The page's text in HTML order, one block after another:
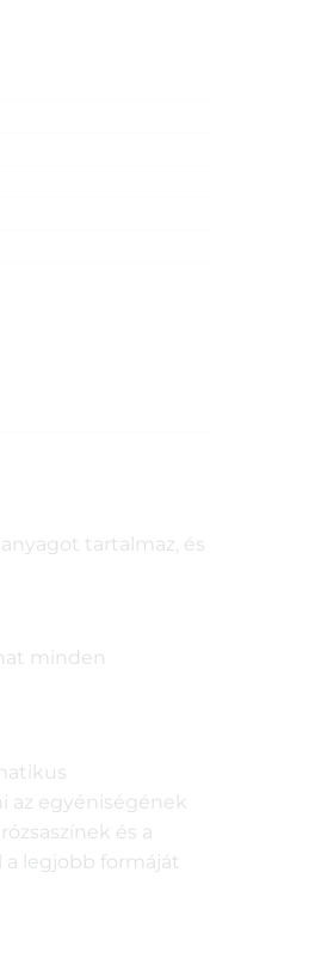
tartalmaz, és
minden
az egyéniségének
és a
a legjobb formáját